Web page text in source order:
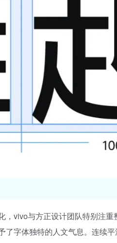
vivo与方正设计团队特别注
字体独特的人文气息。连续